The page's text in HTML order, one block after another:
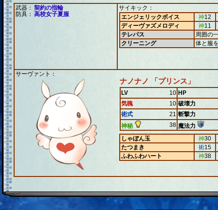
武器： 契約の指輪
防具： 高校女子夏服
サイキック：
エンジェリックボイス
神12
ディーヴァズメロディ
神11
テレパス
周囲の
クリーニング
体と服
サーヴァント：
ナノナノ 「プリンス」
LV 10 HP
気魄
10 破壊力
術式
21 斬撃力
神秘
38 魔法力
しゃぼん玉
神30
たつまき
術15
ふわふわハート
神38